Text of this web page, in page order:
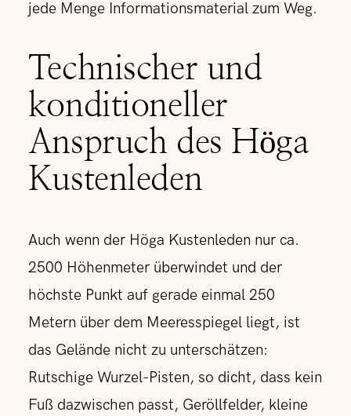
jede Menge Informationsmaterial zum Weg.
Technischer und
konditioneller
Anspruch des Höga
Kustenleden
Auch wenn der Höga Kustenleden nur ca.
2500 Höhenmeter überwindet und der
höchste Punkt auf gerade einmal 250
Metern über dem Meeresspiegel liegt, ist
das Gelände nicht zu unterschätzen:
Rutschige Wurzel-Pisten, so dicht, dass kein
Fuß dazwischen passt, Geröllfelder, kleine